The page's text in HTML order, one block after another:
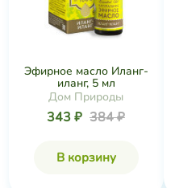
Эфирное масло Иланг-
иланг, 5 мл
Дом Природы
343 ₽ 384 ₽
В корзину